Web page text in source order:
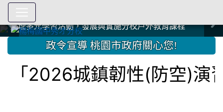
中國信託商業銀行 2023.04.22 愛傳球計畫
中國信託商業銀行 2023.04.22 愛傳球計畫
辦理多元學習活動，發展與實施分校戶外教育課程
辦理多元學習活動，發展與實施分校戶外教育課程
爭取社會資源，傳愛與溫暖：2024.3.19 桃園市家長會與桃
園女子美容商業童也工會義剪活動
爭取社會資源，傳愛與溫暖：2024.3.19 桃園市家長會與桃
園女子美容商業童也工會義剪活動
112學年度畢業學生與師長合照
112學年度畢業學生與師長合照
辦理多元學習活動，發展與實施分校戶外教育課程
辦理多元學習活動，發展與實施分校戶外教育課程
爭取社會資源，傳愛與溫暖：110.12.22 國際獅子會與本校
師生歲末感恩活動
爭取社會資源，傳愛與溫暖：110.12.22 國際獅子會與本校
師生歲末感恩活動
爭取社會資源，傳愛與溫暖：110.12.22 國際獅子會贈送本
校學生耶誕禮物
爭取社會資源，傳愛與溫暖：110.12.22 國際獅子會贈送本
校學生耶誕禮物
112.9.27參觀客家博覽會
112.9.27參觀客家博覽會
2023.12.27 國際獅子會贈送本校學生耶誕禮物
2023.12.27 國際獅子會贈送本校學生耶誕禮物
2023.12.27 國際獅子會贊助本校學生獎助學金
2023.12.27 國際獅子會贊助本校學生獎助學金
2023.12.27 聖誕感恩歌謠競賽；本校師生與國際獅子會獅
兄、師姐同樂
2023.12.27 聖誕感恩歌謠競賽；本校師生與國際獅子會獅
兄、師姐同樂
建置優質學習空間；合作互惠，建立良善公共關係
建置優質學習空間；合作互惠，建立良善公共關係
::: 政令宣導 桃園市政府關心您!
城鎮韌性(防空)演習」